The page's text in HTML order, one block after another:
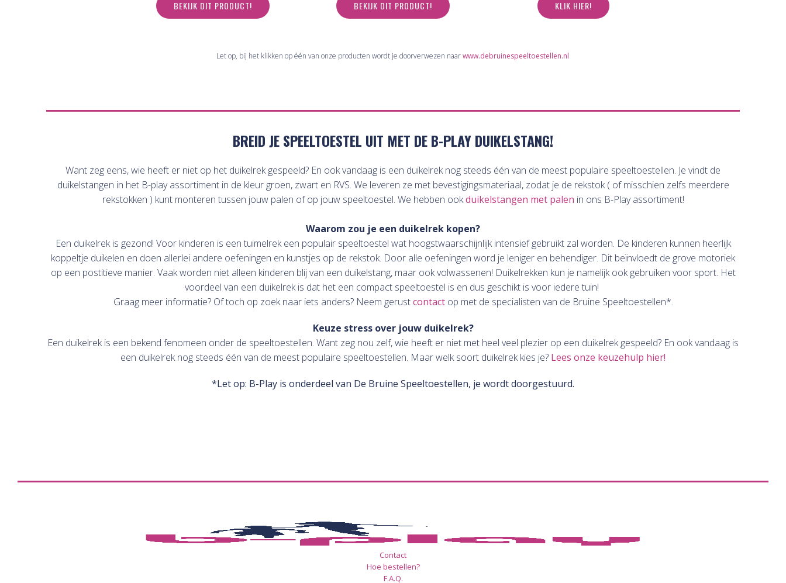
BEKIJK DIT PRODUCT! BEKIJK DIT PRODUCT! KLIK HIER!
Let op, bij het klikken op één van onze producten wordt je doorverwezen naarwww.debruinespeeltoestellen.nl
BREID JE SPEELTOESTEL UIT MET DE B-PLAY DUIKELSTANG!
Want zeg eens, wie heeft er niet op het duikelrek gespeeld? En ook vandaag is een duikelrek nog steeds één van de meest populaire speeltoestellen. Je vindt de
duikelstangen in het B-play assortiment in de kleur groen, zwart en RVS. We leveren ze met bevestigingsmateriaal, zodat je de rekstok ( of misschien zelfs meerdere
rekstokken ) kunt monteren tussen jouw palen of op jouw speeltoestel. We hebben ookduikelstangen met palen in ons B-Play assortiment!
Waarom zou je een duikelrek kopen?
Een duikelrek is gezond! Voor kinderen is een tuimelrek een populair speeltoestel wat hoogstwaarschijnlijk intensief gebruikt zal worden. De kinderen kunnen heerlijk
koppeltje duikelen en doen allerlei andere oefeningen en kunstjes op de rekstok. Door alle oefeningen word je leniger en behendiger. Dit beïnvloedt de grove motoriek
op een postitieve manier. Vaak worden niet alleen kinderen blij van een duikelstang, maar ook volwassenen! Duikelrekken kun je namelijk ook gebruiken voor sport. Het
voordeel van een duikelrek is dat het een compact speeltoestel is en dus geschikt is voor iedere tuin!
Graag meer informatie? Of toch op zoek naar iets anders? Neem gerustcontact op met de specialisten van de Bruine Speeltoestellen*.
Keuze stress over jouw duikelrek?
Een duikelrek is een bekend fenomeen onder de speeltoestellen. Want zeg nou zelf, wie heeft er niet met heel veel plezier op een duikelrek gespeeld? En ook vandaag is
een duikelrek nog steeds één van de meest populaire speeltoestellen. Maar welk soort duikelrek kies je? Lees onze keuzehulp hier!
*Let op: B-Play is onderdeel van De Bruine Speeltoestellen, je wordt doorgestuurd.
Contact
Hoe bestellen?
F.A.Q.